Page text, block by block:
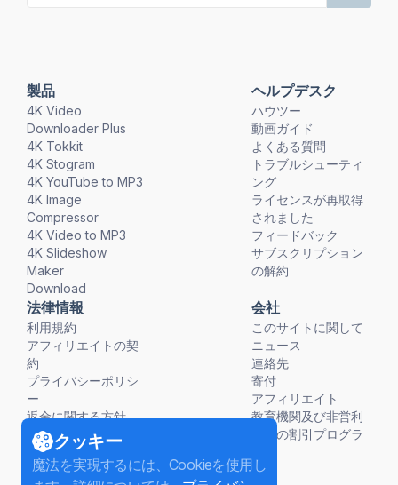
製品
4K Video
Downloader Plus
4K Tokkit
4K Stogram
4K YouTube to MP3
4K Image
Compressor
4K Video to MP3
4K Slideshow
Maker
Download
ヘルプデスク
ハウツー
動画ガイド
よくある質問
トラブルシューティ
ング
ライセンスが再取得
されました
フィードバック
サブスクリプション
の解約
法律情報
利用規約
アフィリエイトの契
約
プライバシーポリシ
ー
返金に関する方針
会社
このサイトに関して
ニュース
連絡先
寄付
アフィリエイト
教育機関及び非営利
団体の割引プログラ
クッキー
魔法を実現するには、Cookieを使用し